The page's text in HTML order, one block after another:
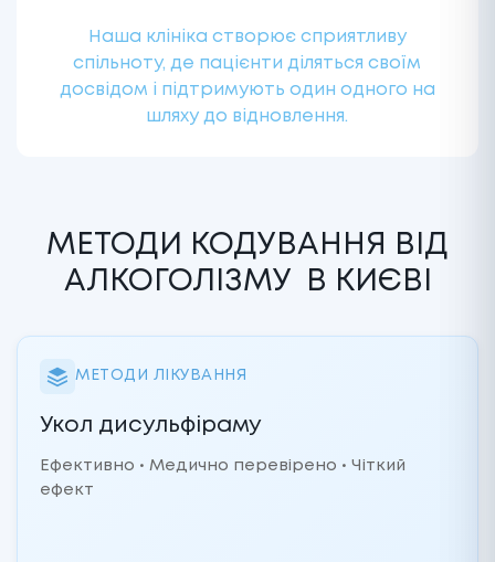
Наша клініка створює сприятливу
спільноту, де пацієнти діляться своїм
досвідом і підтримують один одного на
шляху до відновлення.
МЕТОДИ КОДУВАННЯ ВІД
АЛКОГОЛІЗМУ В КИЄВІ
МЕТОДИ ЛІКУВАННЯ
Укол дисульфіраму
Ефективно • Медично перевірено • Чіткий
ефект